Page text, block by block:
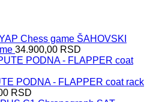
ŠAHOVSKI
34.900,00 RSD
PODNA - FLAPPER coat rack
RSD